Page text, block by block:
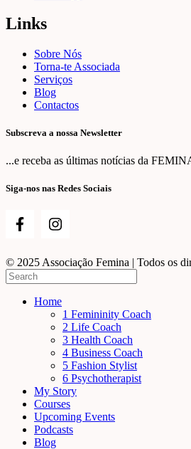
Links
Sobre Nós
Torna-te Associada
Serviços
Blog
Contactos
Subscreva a nossa Newsletter
...e receba as últimas notícias da
Siga-nos nas Redes Sociais
© 2025 Associação Femina | Todos os
Home
1 Femininity Coach
2 Life Coach
3 Health Coach
4 Business Coach
5 Fashion Stylist
6 Psychotherapist
My Story
Courses
Upcoming Events
Podcasts
Blog